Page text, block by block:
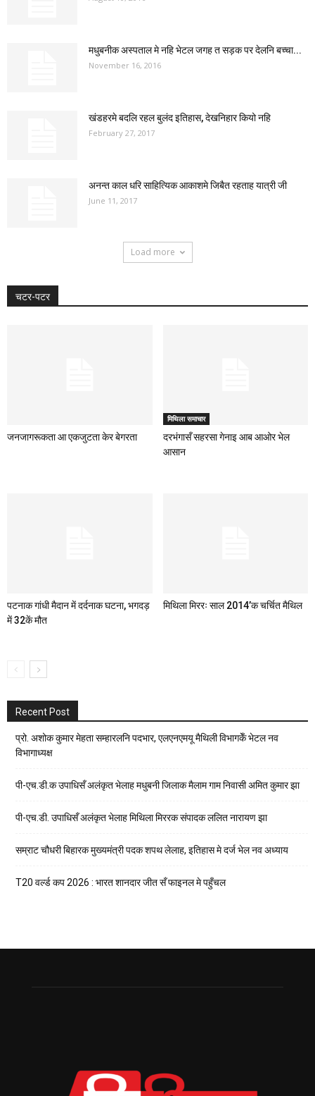
मधुबनीक अस्पताल मे नहि भेटल जगह त सड़क पर देलनि बच्चा...
November 16, 2016
खंडहरमे बदलि रहल बुलंद इतिहास, देखनिहार कियो नहि
February 27, 2017
अनन्त काल धरि साहित्यिक आकाशमे जिबैत रहताह यात्री जी
June 11, 2017
Load more
चटर-पटर
जनजागरूकता आ एकजुटता केर बेगरता
मिथिला समाचार
दरभंगासँ सहरसा गेनाइ आब आओर भेल
आसान
पटनाक गांधी मैदान में दर्दनाक घटना, भगदड़
में 32कें मौत
मिथिला मिररः साल 2014’क चर्चित मैथिल
Recent Post
प्रो. अशोक कुमार मेहता सम्हारलनि पदभार, एलएनएमयू मैथिली विभागकेँ भेटल नव
विभागाध्यक्ष
पी-एच.डी.क उपाधिसँ अलंकृत भेलाह मधुबनी जिलाक मैलाम गाम निवासी अमित कुमार झा
पी-एच.डी. उपाधिसँ अलंकृत भेलाह मिथिला मिररक संपादक ललित नारायण झा
सम्राट चौधरी बिहारक मुख्यमंत्री पदक शपथ लेलाह, इतिहास मे दर्ज भेल नव अध्याय
T20 वर्ल्ड कप 2026 : भारत शानदार जीत सँ फाइनल मे पहुँचल